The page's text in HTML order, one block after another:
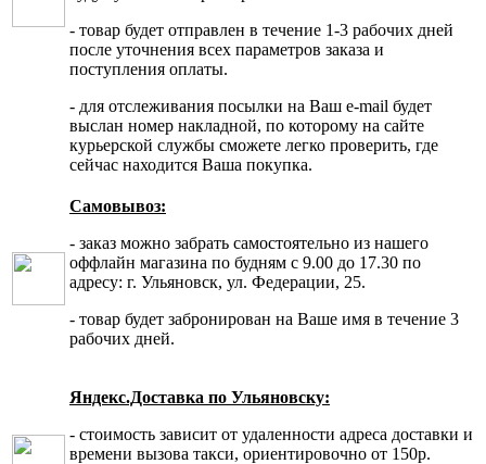
- товар будет отправлен в течение 1-3 рабочих дней
после уточнения всех параметров заказа и
поступления оплаты.
- для отслеживания посылки на Ваш e-mail будет
выслан номер накладной, по которому на сайте
курьерской службы сможете легко проверить, где
сейчас находится Ваша покупка.
Самовывоз:
- заказ можно забрать самостоятельно из нашего
оффлайн магазина по будням с 9.00 до 17.30 по
адресу: г. Ульяновск, ул. Федерации, 25.
- товар будет забронирован на Ваше имя в течение 3
рабочих дней.
Яндекс.Доставка по Ульяновску:
- стоимость зависит от удаленности адреса доставки и
времени вызова такси, ориентировочно от 150р.